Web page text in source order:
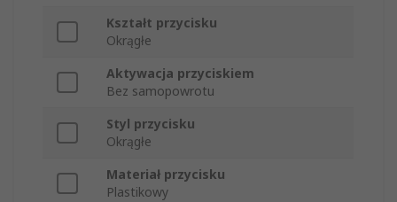
Kształt przycisku
Okrągłe
Aktywacja przyciskiem
Bez samopowrotu
Styl przycisku
Okrągłe
Materiał przycisku
Plastikowy